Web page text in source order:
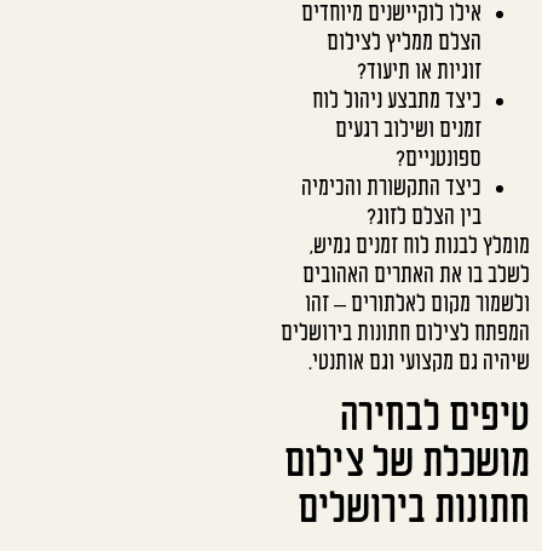
אילו לוקיישנים מיוחדים
הצלם ממליץ לצילום
זוגיות או תיעוד?
כיצד מתבצע ניהול לוח
זמנים ושילוב רגעים
ספונטניים?
כיצד התקשורת והכימיה
בין הצלם לזוג?
מומלץ לבנות לוח זמנים גמיש,
לשלב בו את האתרים האהובים
ולשמור מקום לאלתורים – זהו
המפתח לצילום חתונות בירושלים
שיהיה גם מקצועי וגם אותנטי.
טיפים לבחירה
מושכלת של צילום
חתונות בירושלים